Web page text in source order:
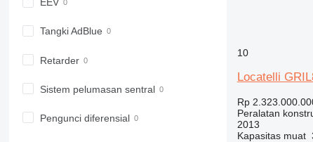
973
982
992
EEV
Tangki AdBlue
Retarder
Sistem pelumasan sentral
Pengunci diferensial
10
Locatelli
Rp
Peralatan
2013
Kapasitas muat